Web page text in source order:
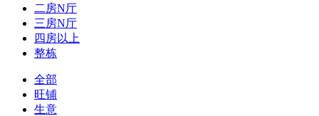
二房N厅
三房N厅
四房以上
整栋
全部
旺铺
生意